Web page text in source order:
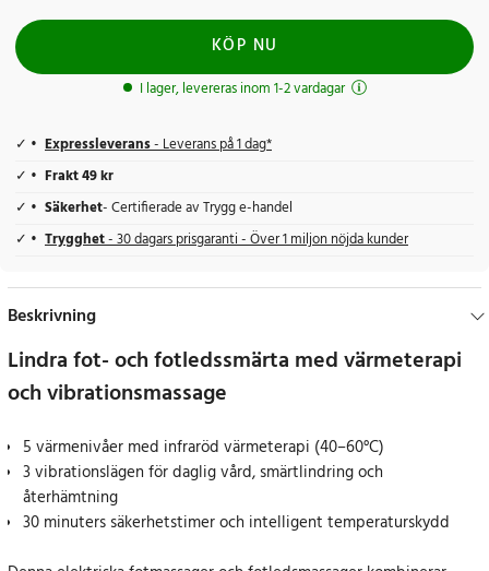
KÖP NU
I lager, levereras inom 1-2 vardagar
Expressleverans- Leverans på 1 dag*
Frakt 49 kr
Säkerhet- Certifierade av Trygg e-handel
Trygghet- 30 dagars prisgaranti - Över 1 miljon nöjda kunder
Beskrivning
Lindra fot- och fotledssmärta med värmeterapi
och vibrationsmassage
5 värmenivåer med infraröd värmeterapi (40–60°C)
3 vibrationslägen för daglig vård, smärtlindring och
återhämtning
30 minuters säkerhetstimer och intelligent temperaturskydd